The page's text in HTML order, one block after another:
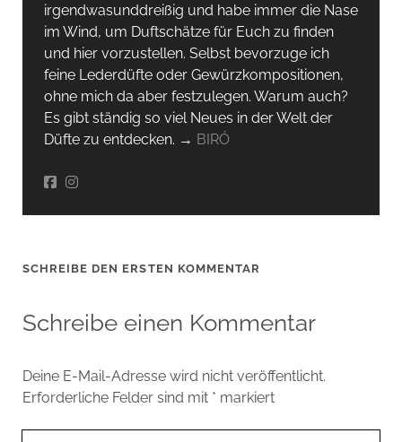
irgendwas­unddreißig und habe immer die Nase
im Wind, um Duftschätze für Euch zu finden
und hier vorzustellen. Selbst bevorzuge ich
feine Lederdüfte oder Gewürzkompositionen,
ohne mich da aber festzulegen. Warum auch?
Es gibt ständig so viel Neues in der Welt der
Düfte zu entdecken. → BIRÓ
SCHREIBE DEN ERSTEN KOMMENTAR
Schreibe einen Kommentar
Deine E-Mail-Adresse wird nicht veröffentlicht.
Erforderliche Felder sind mit * markiert